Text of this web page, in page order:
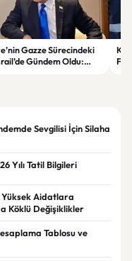
Gazze Sürecindeki
Gündem Oldu:
Sevgilisi İçin Silaha
Yılı Tatil Bilgileri
Yüksek Aidatlara
Köklü Değişiklikler
Tablosu ve